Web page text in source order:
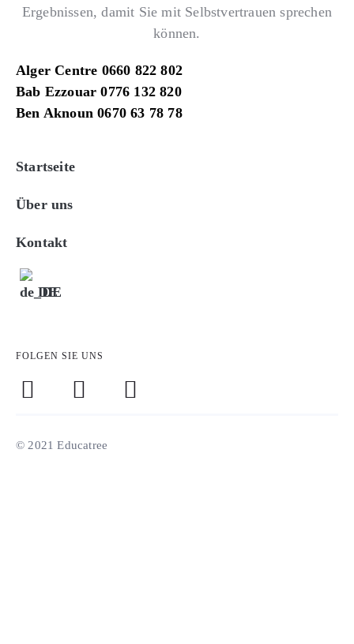
Ergebnissen, damit Sie mit Selbstvertrauen sprechen
können.
Alger Centre 0660 822 802
Bab Ezzouar 0776 132 820
Ben Aknoun 0670 63 78 78
Startseite
Über uns
Kontakt
DE
FOLGEN SIE UNS
© 2021 Educatree